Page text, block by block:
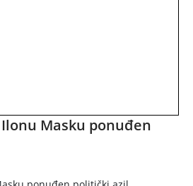
Masku ponuđen